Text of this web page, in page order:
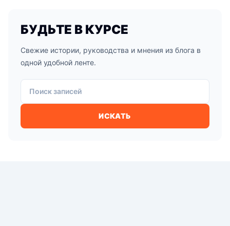
БУДЬТЕ В КУРСЕ
Свежие истории, руководства и мнения из блога в
одной удобной ленте.
Поиск записей
ИСКАТЬ